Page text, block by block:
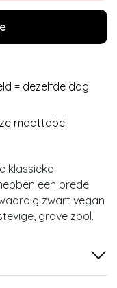
= dezelfde dag
maattabel
klassieke
een brede
zwart vegan
grove zool.